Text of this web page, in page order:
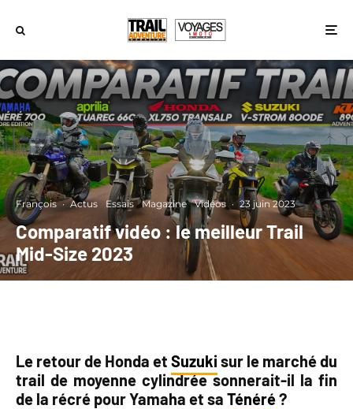
François · Actus Essais Magazine Vidéos · 23 juin 2023
Comparatif vidéo : le meilleur Trail
Mid-Size 2023
Le retour de Honda et Suzuki sur le marché du
trail de moyenne cylindrée sonnerait-il la fin
de la récré pour Yamaha et sa Ténéré?